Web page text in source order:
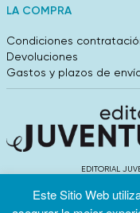
LA COMPRA
Condiciones
Devoluciones
Gastos y plazos de
EDITORIAL
(+34)
Este Sitio Web